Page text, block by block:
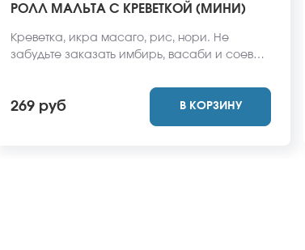
РОЛЛ МАЛЬТА С КРЕВЕТКОЙ (МИНИ)
Креветка, икра масаго, рис, нори. Не
забудьте заказать имбирь, васаби и соевый
*Внешний вид блюда может отличаться от
фото на сайте.
269 руб В КОРЗИНУ